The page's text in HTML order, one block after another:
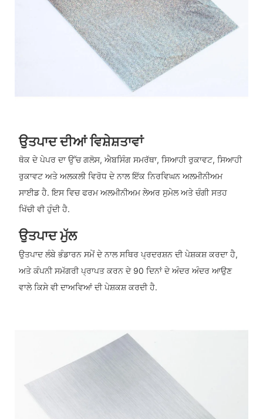
ਉਤਪਾਦ ਦੀਆਂ ਵਿਸ਼ੇਸ਼ਤਾਵਾਂ
ਥੋਕ ਦੇ ਪੇਪਰ ਦਾ ਉੱਚ ਗਲੋਸ, ਐਬਸਿੰਗ ਸਮਰੱਥਾ, ਸਿਆਹੀ ਰੁਕਾਵਟ, ਸਿਆਹੀ
ਰੁਕਾਵਟ ਅਤੇ ਅਲਕਲੀ ਵਿਰੋਧ ਦੇ ਨਾਲ ਇੱਕ ਨਿਰਵਿਘਨ ਅਲਮੀਨੀਅਮ
ਸਾਈਡ ਹੈ. ਇਸ ਵਿਚ ਫਰਮ ਅਲਮੀਨੀਅਮ ਲੇਅਰ ਸੁਮੇਲ ਅਤੇ ਚੰਗੀ ਸਤਹ
ਖਿੱਚੀ ਵੀ ਹੁੰਦੀ ਹੈ.
ਉਤਪਾਦ ਮੁੱਲ
ਉਤਪਾਦ ਲੰਬੇ ਭੰਡਾਰਨ ਸਮੇਂ ਦੇ ਨਾਲ ਸਥਿਰ ਪ੍ਰਦਰਸ਼ਨ ਦੀ ਪੇਸ਼ਕਸ਼ ਕਰਦਾ ਹੈ,
ਅਤੇ ਕੰਪਨੀ ਸਮੱਗਰੀ ਪ੍ਰਾਪਤ ਕਰਨ ਦੇ 90 ਦਿਨਾਂ ਦੇ ਅੰਦਰ ਅੰਦਰ ਆਉਣ
ਵਾਲੇ ਕਿਸੇ ਵੀ ਦਾਅਵਿਆਂ ਦੀ ਪੇਸ਼ਕਸ਼ ਕਰਦੀ ਹੈ.